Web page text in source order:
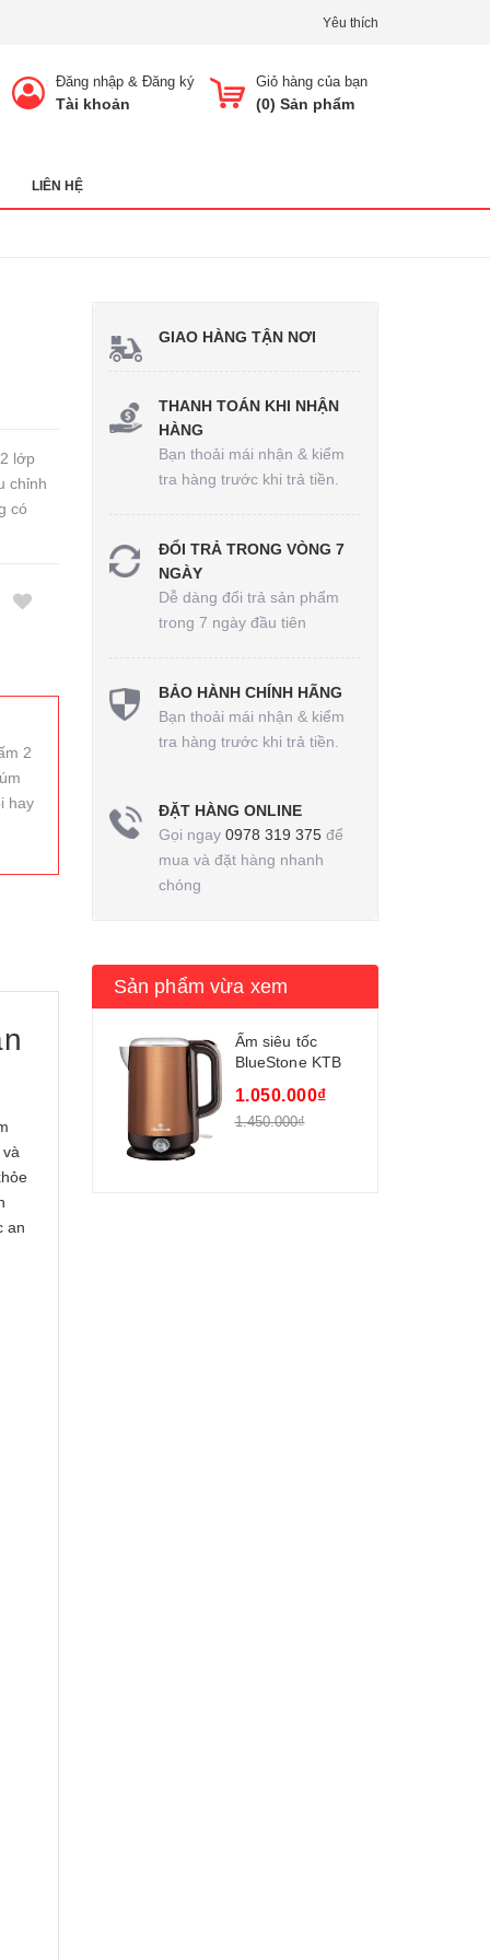
Yêu thích
Giỏ hàng của bạn
(0) Sản phẩm
Đăng nhập & Đăng ký
Tài khoản
LIÊN HỆ
lớp
chỉnh
có
2
hay
an
GIAO HÀNG TẬN NƠI
THANH TOÁN KHI NHẬN
HÀNG
Bạn thoải mái nhận & kiểm
tra hàng trước khi trả tiền.
ĐỔI TRẢ TRONG VÒNG 7
NGÀY
Dễ dàng đổi trả sản phẩm
trong 7 ngày đầu tiên
BẢO HÀNH CHÍNH HÃNG
Bạn thoải mái nhận & kiểm
tra hàng trước khi trả tiền.
ĐẶT HÀNG ONLINE
Gọi ngay 0978 319 375để
mua và đặt hàng nhanh
chóng
Sản phẩm vừa xem
Ấm siêu tốc
BlueStone KTB
1.050.000₫
1.450.000₫